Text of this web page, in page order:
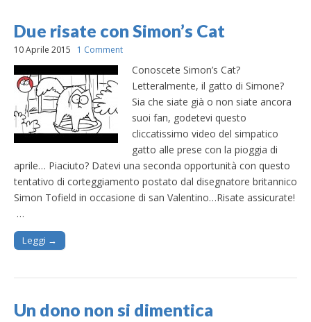
Due risate con Simon’s Cat
10 Aprile 2015 1 Comment
Conoscete Simon’s Cat?
Letteralmente, il gatto di Simone?
Sia che siate già o non siate ancora
suoi fan, godetevi questo
cliccatissimo video del simpatico
gatto alle prese con la pioggia di
aprile… Piaciuto? Datevi una seconda opportunità con questo
tentativo di corteggiamento postato dal disegnatore britannico
Simon Tofield in occasione di san Valentino…Risate assicurate!
…
Leggi →
Un dono non si dimentica